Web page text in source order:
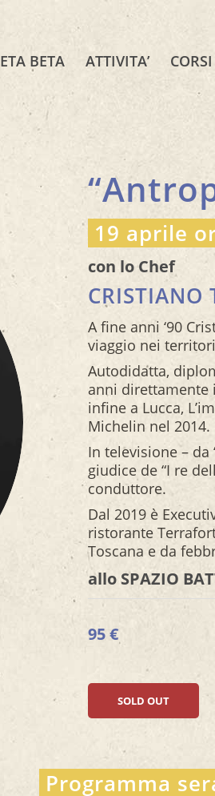
ETA BETA ATTIVITA’ CORSI
19 aprile
con lo Chef
CRISTIANO
A fine anni ‘90
viaggio nei
Autodidatta,
anni direttamente
infine a Lucca,
Michelin nel 2014.
In televisione – da
giudice de “I re
conduttore.
Dal 2019 è
ristorante
Toscana e da
allo SPAZIO
95€
SOLD OUT
Programma